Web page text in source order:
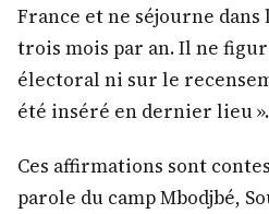
France et ne séjourne
trois mois par an. Il ne
électoral ni sur le
été inséré en dernier lieu ».
Ces affirmations sont
parole du camp Mbodjbé,